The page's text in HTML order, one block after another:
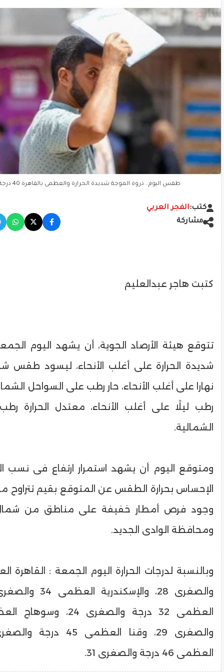
طقس اليوم.. ذروة الموجة شديدة الحرارة والعظمى بالقاهرة 40 درجة وأسوان 46
كتب:الفجر العربي
مشاركة
كتبت هاجر عبدالعليم
تتوقع هيئة الأرصاد الجوية، أن يشهد اليوم
شديدة الحرارة على أغلب الأنحاء، ليسود طقس
نهارا على أغلب الأنحاء، حار رطب على السواحل
رطب ليلًا على أغلب الأنحاء، معتدل الحرارة
الشمالية.
ومتوقع اليوم أن يشهد استمرار ارتفاع فى نسب
وجود فرص أمطار خفيفة على مناطق من شمال
ومحافظة الوادى الجديد.
العظمى 46 درجة والصغرى 31.